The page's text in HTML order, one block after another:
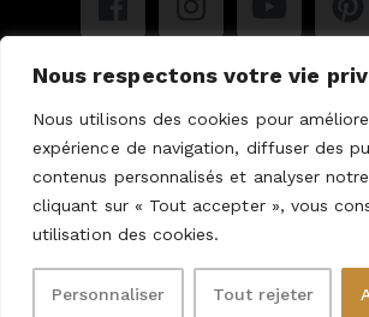
Nous respectons votre vie
Nous utilisons des cookies pour
expérience de navigation, diffuser des
contenus personnalisés et analyser
cliquant sur « Tout accepter », vous
utilisation des cookies.
Personnaliser Tout rejeter
Mentions légalesPolitique de
Copyright © 2023 Tous droits
Lyoubénova